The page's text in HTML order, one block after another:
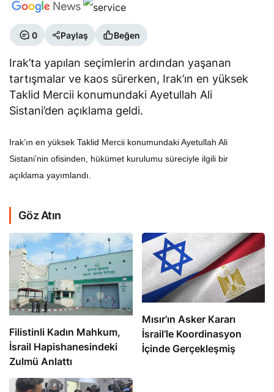
0 Paylaş Beğen
Irak’ta yapılan seçimlerin ardından yaşanan
tartışmalar ve kaos sürerken, Irak’ın en yüksek
Taklid Mercii konumundaki Ayetullah Ali
Sistani’den açıklama geldi.
Irak’ın en yüksek Taklid Mercii konumundaki Ayetullah Ali
Sistani’nin ofisinden, hükümet kurulumu süreciyle ilgili bir
açıklama yayımlandı.
Göz Atın
Filistinli Kadın Mahkum,
İsrail Hapishanesindeki
Zulmü Anlattı
Mısır’ın Asker Kararı
İsrail’le Koordinasyon
İçinde Gerçekleşmiş